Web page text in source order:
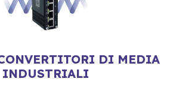
DI MEDIA
INDUSTRIALI